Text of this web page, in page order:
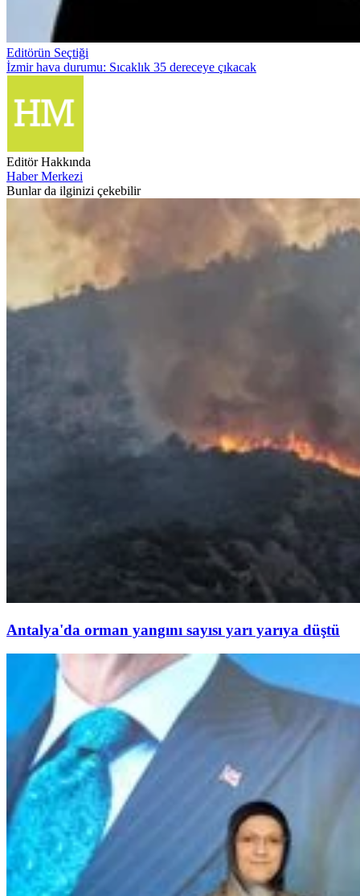
Editörün Seçtiği
İzmir hava durumu: Sıcaklık 35 dereceye çıkacak
Editör Hakkında
Haber Merkezi
Bunlar da ilginizi çekebilir
Antalya'da orman yangını sayısı yarı yarıya düştü